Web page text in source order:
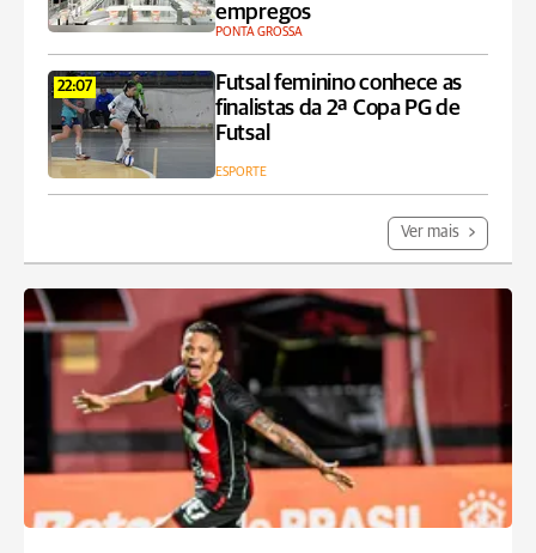
empregos
PONTA GROSSA
22:07
Futsal feminino conhece as
finalistas da 2ª Copa PG de
Futsal
ESPORTE
Ver mais